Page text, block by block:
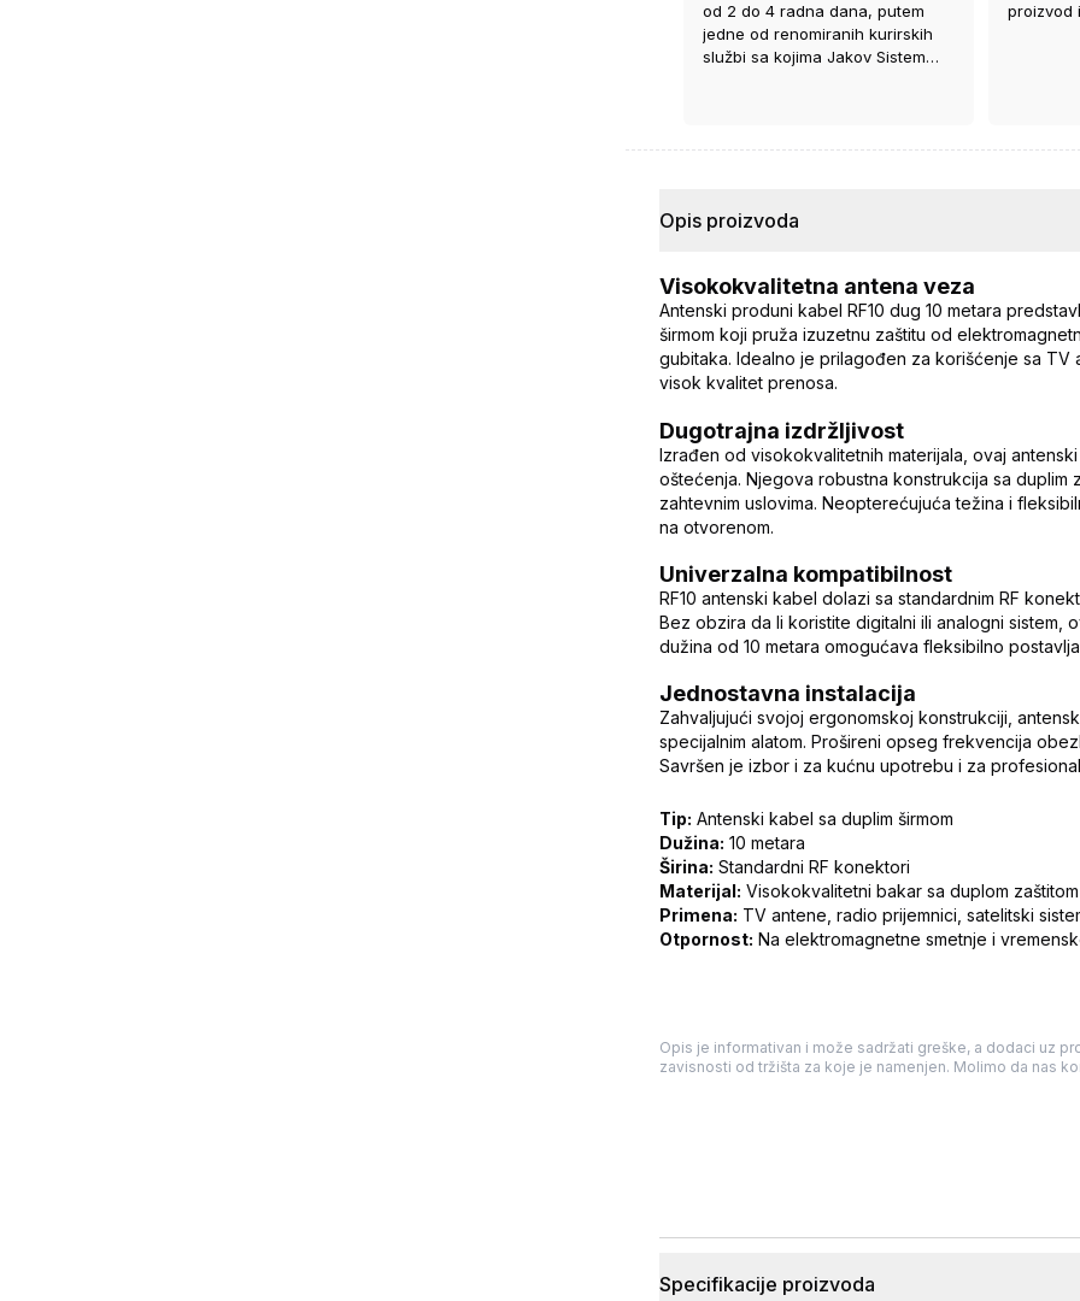
od 2 do 4 radna dana, putem
jedne od renomiranih kurirskih
službi sa kojima Jakov Sistem
proizvod
Opis proizvoda
Visokokvalitetna antena veza
Antenski produni kabel RF10 dug 10 metara
širmom koji pruža izuzetnu zaštitu od
gubitaka. Idealno je prilagođen za korišćenje sa TV
visok kvalitet prenosa.
Dugotrajna izdržljivost
Izrađen od visokokvalitetnih materijala, ovaj
oštećenja. Njegova robustna konstrukcija sa duplim
zahtevnim uslovima. Neopterećujuća težina i
na otvorenom.
Univerzalna kompatibilnost
RF10 antenski kabel dolazi sa standardnim RF
Bez obzira da li koristite digitalni ili analogni sistem,
dužina od 10 metara omogućava fleksibilno
Jednostavna instalacija
Zahvaljujući svojoj ergonomskoj konstrukciji,
specijalnim alatom. Prošireni opseg frekvencija
Savršen je izbor i za kućnu upotrebu i za
Tip: Antenski kabel sa duplim širmom
Dužina: 10 metara
Širina: Standardni RF konektori
Materijal: Visokokvalitetni bakar sa duplom zaštitom
Primena: TV antene, radio prijemnici, satelitski
Otpornost: Na elektromagnetne smetnje i
Opis je informativan i može sadržati greške, a dodaci uz
zavisnosti od tržišta za koje je namenjen. Molimo da nas
Specifikacije proizvoda